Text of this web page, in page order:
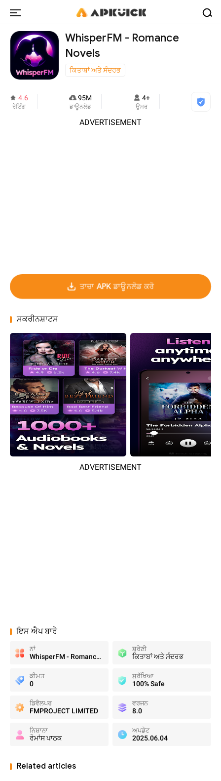
WhisperFM - Romance
Novels
ਕਿਤਾਬਾਂ ਅਤੇ ਸੰਦਰਭ
4.6
ਰੇਟਿੰਗ
95M
ਡਾਊਨਲੋਡ
4+
ਉਮਰ
ADVERTISEMENT
ਤਾਜ਼ਾ APK ਡਾਊਨਲੋਡ ਕਰੋ
ਸਕਰੀਨਸ਼ਾਟਸ
ADVERTISEMENT
ਇਸ ਐਪ ਬਾਰੇ
ਨਾਂ
WhisperFM - Romance Novels
ਸ਼੍ਰੇਣੀ
ਕਿਤਾਬਾਂ ਅਤੇ ਸੰਦਰਭ
ਕੀਮਤ
0
ਸੁਰੱਖਿਆ
100% Safe
ਡਿਵੈਲਪਰ
FMPROJECT LIMITED
ਵਰਜਨ
8.0
ਨਿਸ਼ਾਨਾ
ਰੋਮਾਂਸ ਪਾਠਕ
ਅਪਡੇਟ
2025.06.04
Related articles